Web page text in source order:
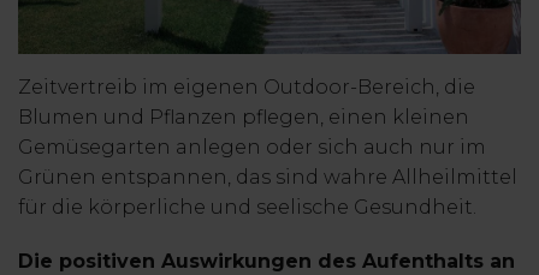
Zeitvertreib im eigenen Outdoor-Bereich, die
Blumen und Pflanzen pflegen, einen kleinen
Gemüsegarten anlegen oder sich auch nur im
Grünen entspannen, das sind wahre Allheilmittel
für die körperliche und seelische Gesundheit.
Die positiven Auswirkungen des Aufenthalts an